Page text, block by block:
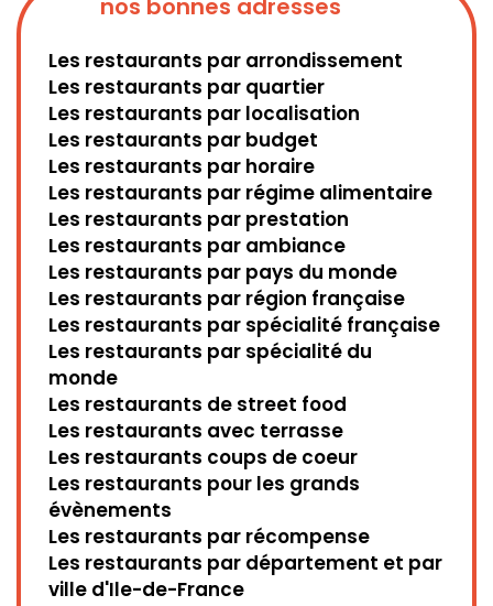
nos bonnes adresses
Les restaurants par arrondissement
Les restaurants par quartier
Les restaurants par localisation
Les restaurants par budget
Les restaurants par horaire
Les restaurants par régime alimentaire
Les restaurants par prestation
Les restaurants par ambiance
Les restaurants par pays du monde
Les restaurants par région française
Les restaurants par spécialité française
Les restaurants par spécialité du
monde
Les restaurants de street food
Les restaurants avec terrasse
Les restaurants coups de coeur
Les restaurants pour les grands
évènements
Les restaurants par récompense
Les restaurants par département et par
ville d'Ile-de-France